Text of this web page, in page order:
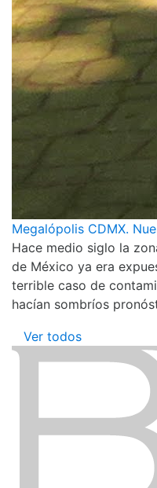
Megalópolis CDMX.
Hace medio siglo la
de México ya era
terrible caso de
hacían sombríos
Ver todos